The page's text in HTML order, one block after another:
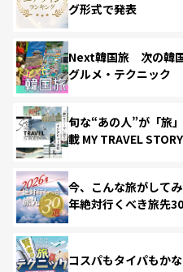
グ形式で発表
Next韓国旅 次の韓国
グルメ・テクニック
旬な“あの人”が「旅
載 MY TRAVEL STORY
今、こんな旅がして
年絶対行くべき旅先30
コスパもタイパもか